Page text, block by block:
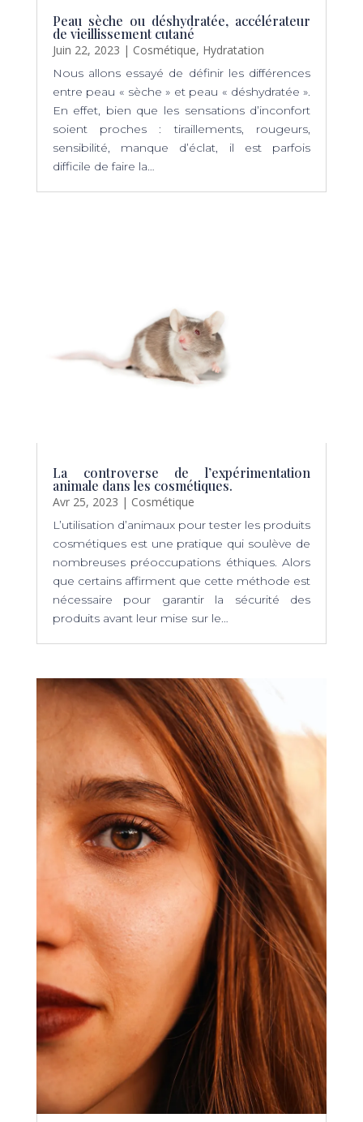
Peau sèche ou déshydratée, accélérateur
de vieillissement cutané
Juin 22, 2023 | Cosmétique, Hydratation
Nous allons essayé de définir les différences
entre peau « sèche » et peau « déshydratée ».
En effet, bien que les sensations d’inconfort
soient proches : tiraillements, rougeurs,
sensibilité, manque d’éclat, il est parfois
difficile de faire la…
La controverse de l’expérimentation
animale dans les cosmétiques.
Avr 25, 2023 | Cosmétique
L’utilisation d’animaux pour tester les produits
cosmétiques est une pratique qui soulève de
nombreuses préoccupations éthiques. Alors
que certains affirment que cette méthode est
nécessaire pour garantir la sécurité des
produits avant leur mise sur le…